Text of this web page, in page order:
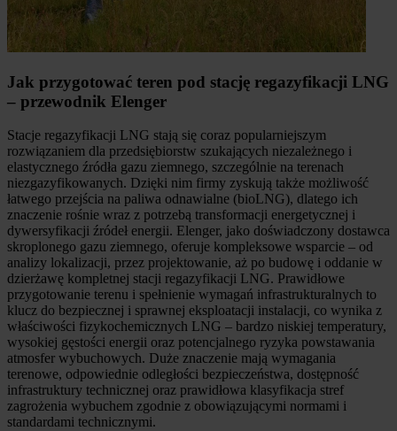
Jak przygotować teren pod stację regazyfikacji LNG
– przewodnik Elenger
Stacje regazyfikacji LNG stają się coraz popularniejszym
rozwiązaniem dla przedsiębiorstw szukających niezależnego i
elastycznego źródła gazu ziemnego, szczególnie na terenach
niezgazyfikowanych. Dzięki nim firmy zyskują także możliwość
łatwego przejścia na paliwa odnawialne (bioLNG), dlatego ich
znaczenie rośnie wraz z potrzebą transformacji energetycznej i
dywersyfikacji źródeł energii. Elenger, jako doświadczony dostawca
skroplonego gazu ziemnego, oferuje kompleksowe wsparcie – od
analizy lokalizacji, przez projektowanie, aż po budowę i oddanie w
dzierżawę kompletnej stacji regazyfikacji LNG. Prawidłowe
przygotowanie terenu i spełnienie wymagań infrastrukturalnych to
klucz do bezpiecznej i sprawnej eksploatacji instalacji, co wynika z
właściwości fizykochemicznych LNG – bardzo niskiej temperatury,
wysokiej gęstości energii oraz potencjalnego ryzyka powstawania
atmosfer wybuchowych. Duże znaczenie mają wymagania
terenowe, odpowiednie odległości bezpieczeństwa, dostępność
infrastruktury technicznej oraz prawidłowa klasyfikacja stref
zagrożenia wybuchem zgodnie z obowiązującymi normami i
standardami technicznymi.